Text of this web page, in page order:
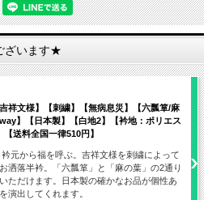
ざいます★
吉祥文様】【刺繍】【無病息災】【六瓢箪/麻
】【日本製】【白地2】【衿地：ポリエス
【送料全国一律510円】
元から福を呼ぶ。吉祥文様を刺繍によって
洒落半衿。「六瓢箪」と「麻の葉」の2通り
ただけます。日本製の確かなお品が個性あ
演出してくれます。